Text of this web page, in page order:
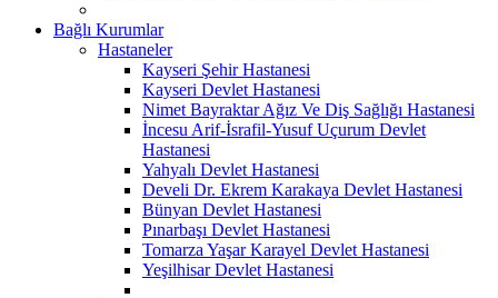
Bağlı Kurumlar
Hastaneler
Kayseri Şehir Hastanesi
Kayseri Devlet Hastanesi
Nimet Bayraktar Ağız Ve Diş Sağlığı Hastanesi
İncesu Arif-İsrafil-Yusuf Uçurum Devlet
Hastanesi
Yahyalı Devlet Hastanesi
Develi Dr. Ekrem Karakaya Devlet Hastanesi
Bünyan Devlet Hastanesi
Pınarbaşı Devlet Hastanesi
Tomarza Yaşar Karayel Devlet Hastanesi
Yeşilhisar Devlet Hastanesi